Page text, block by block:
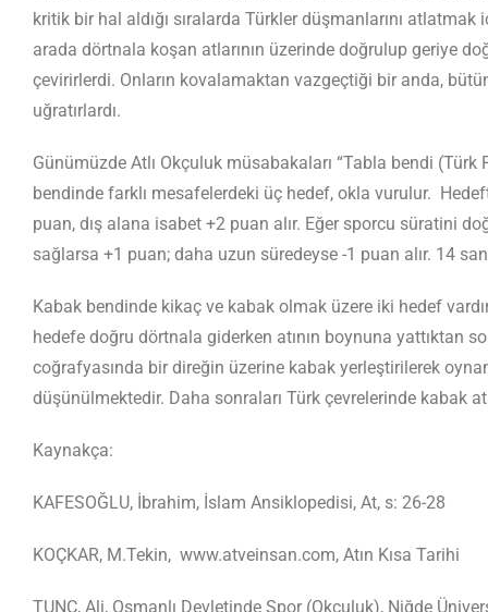
kritik bir hal aldığı sıralarda Türkler düşmanlarını
arada dörtnala koşan atlarının üzerinde doğrulup geriye
çevirirlerdi. Onların kovalamaktan vazgeçtiği bir anda,
uğratırlardı.
Günümüzde Atlı Okçuluk müsabakaları “Tabla bendi
bendinde farklı mesafelerdeki üç hedef, okla vurulur.
puan, dış alana isabet +2 puan alır. Eğer sporcu süratini
sağlarsa +1 puan; daha uzun süredeyse -1 puan alır. 14
Kabak bendinde kikaç ve kabak olmak üzere iki hedef
hedefe doğru dörtnala giderken atının boynuna yattıktan
coğrafyasında bir direğin üzerine kabak yerleştirilerek
düşünülmektedir. Daha sonraları Türk çevrelerinde kabak
Kaynakça:
KAFESOĞLU, İbrahim, İslam Ansiklopedisi, At, s: 26-28
KOÇKAR, M.Tekin, www.atveinsan.com, Atın Kısa Tarihi
TUNÇ, Ali, Osmanlı Devletinde Spor (Okçuluk), Niğde